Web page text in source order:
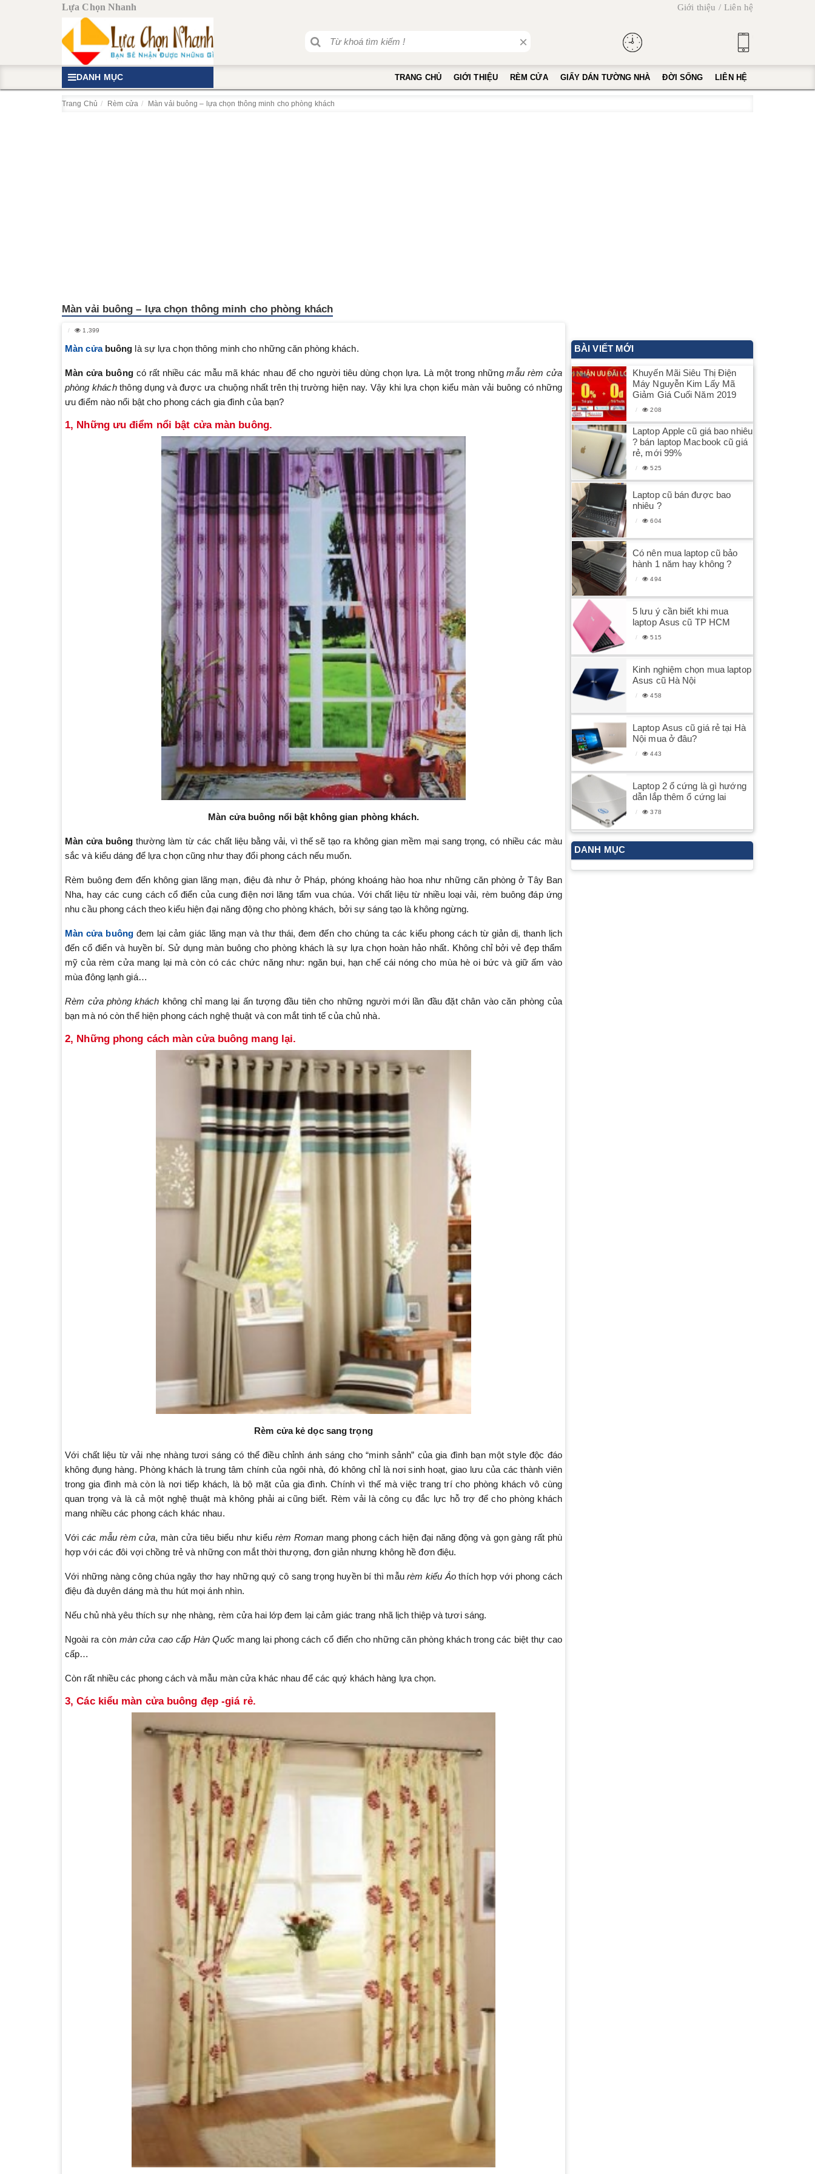
Lựa Chọn Nhanh Giới thiệu Liên hệ
×
DANH MỤC TRANG CHỦ GIỚI THIỆU RÈM CỬA GIẤY DÁN TƯỜNG NHÀ ĐỜI SỐNG LIÊN HỆ
Trang Chủ Rèm cửa Màn vải buông – lựa chọn thông minh cho phòng khách
Màn vải buông – lựa chọn thông minh cho phòng khách
1,399
Màn cửabuông là sự lựa chọn thông minh cho những căn phòng khách.
Màn cửa buôngcó rất nhiều các mẫu mã khác nhau để cho người tiêu dùng chọn lựa. Là một trong nhữngmẫu rèm cửa
phòng kháchthông dụng và được ưa chuộng nhất trên thị trường hiện nay. Vậy khi lựa chọn kiểu màn vải buông có những
ưu điểm nào nổi bật cho phong cách gia đình của bạn?
1, Những ưu điểm nổi bật cửa màn buông.
Màn cửa buông nổi bật không gian phòng khách.
Màn cửa buông thường làm từ các chất liệu bằng vải, vì thế sẽ tạo ra không gian mềm mại sang trọng, có nhiều các màu
sắc và kiểu dáng để lựa chọn cũng như thay đổi phong cách nếu muốn.
Rèm buông đem đến không gian lãng mạn, điệu đà như ở Pháp, phóng khoáng hào hoa như những căn phòng ở Tây Ban
Nha, hay các cung cách cổ điển của cung điện nơi lăng tẩm vua chúa. Với chất liệu từ nhiều loại vải, rèm buông đáp ứng
nhu cầu phong cách theo kiểu hiện đại năng động cho phòng khách, bởi sự sáng tạo là không ngừng.
Màn cửa buôngđem lại cảm giác lãng mạn và thư thái, đem đến cho chúng ta các kiểu phong cách từ giản dị, thanh lịch
đến cổ điển và huyền bí. Sử dụng màn buông cho phòng khách là sự lựa chọn hoàn hảo nhất. Không chỉ bởi vẻ đẹp thẩm
mỹ của rèm cửa mang lại mà còn có các chức năng như: ngăn bụi, hạn chế cái nóng cho mùa hè oi bức và giữ ấm vào
mùa đông lạnh giá…
Rèm cửa phòng khách không chỉ mang lại ấn tượng đầu tiên cho những người mới lần đầu đặt chân vào căn phòng của
bạn mà nó còn thể hiện phong cách nghệ thuật và con mắt tinh tế của chủ nhà.
2, Những phong cách màn cửa buông mang lại.
Rèm cửa kẻ dọc sang trọng
Với chất liệu từ vải nhẹ nhàng tươi sáng có thể điều chỉnh ánh sáng cho “minh sảnh” của gia đình bạn một style độc đáo
không đụng hàng. Phòng khách là trung tâm chính của ngôi nhà, đó không chỉ là nơi sinh hoạt, giao lưu của các thành viên
trong gia đình mà còn là nơi tiếp khách, là bộ mặt của gia đình. Chính vì thế mà việc trang trí cho phòng khách vô cùng
quan trọng và là cả một nghệ thuật mà không phải ai cũng biết. Rèm vải là công cụ đắc lực hỗ trợ để cho phòng khách
mang nhiều các phong cách khác nhau.
Vớicác mẫu rèm cửa, màn cửa tiêu biểu như kiểu rèm Roman mang phong cách hiện đại năng động và gọn gàng rất phù
hợp với các đôi vợi chồng trẻ và những con mắt thời thượng, đơn giản nhưng không hề đơn điệu.
Với những nàng công chúa ngây thơ hay những quý cô sang trọng huyền bí thì mẫurèm kiểu Áothích hợp với phong cách
điệu đà duyên dáng mà thu hút mọi ánh nhìn.
Nếu chủ nhà yêu thích sự nhẹ nhàng, rèm cửa hai lớp đem lại cảm giác trang nhã lịch thiệp và tươi sáng.
Ngoài ra còn màn cửa cao cấp Hàn Quốcmang lại phong cách cổ điển cho những căn phòng khách trong các biệt thự cao
cấp…
Còn rất nhiều các phong cách và mẫu màn cửa khác nhau để các quý khách hàng lựa chọn.
3, Các kiểu màn cửa buông đẹp -giá rẻ.
BÀI VIẾT MỚI
Khuyến Mãi Siêu Thị Điện
Máy Nguyễn Kim Lấy Mã
Giảm Giá Cuối Năm 2019
208
Laptop Apple cũ giá bao nhiêu
? bán laptop Macbook cũ giá
rẻ, mới 99%
525
Laptop cũ bán được bao
nhiêu ?
604
Có nên mua laptop cũ bảo
hành 1 năm hay không ?
494
5 lưu ý cần biết khi mua
laptop Asus cũ TP HCM
515
Kinh nghiệm chọn mua laptop
Asus cũ Hà Nội
458
Laptop Asus cũ giá rẻ tại Hà
Nội mua ở đâu?
443
Laptop 2 ổ cứng là gì hướng
dẫn lắp thêm ổ cứng lai
378
DANH MỤC